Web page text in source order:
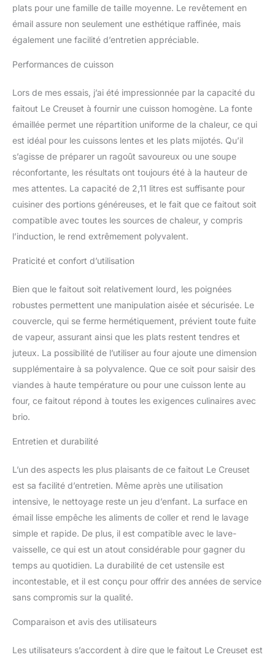
risottos crémeux rapides
pour une viande tendre,
ou croquants, tartes et
la fonte Peu Profond
Casserole rendent parfait
pour la viande
brunissement et
légumes, casseroles
mijoter, remuer friture, la
cuisson et le service à la
table. <P> Maintenant,
Le Creuset est fier de
Peu Profond Casserole.
Cette cuisine classique
meilleur du passé avec la
des améliorations
ergonomiques. Les
nouvelles fonctionnalités
comprennent: <p>
Bonne prise en main,
45% plus grandes
poignées distribuer le
poids plus uniformément
transporter à partir de
à nettoyer, intérieur en
émail trempé est
maintenant encore plus
durable et résistant aux
taches, de ternir et
d'autres l'usure et
permet un nettoyage
encore plus rapide et
molette en acier
inoxydable résistant à la
température du four pour
d'esprit et est plus
plats pour une famille de taille moyenne. Le revêtement en
émail assure non seulement une esthétique raffinée, mais
également une facilité d’entretien appréciable.
Performances de cuisson
Lors de mes essais, j’ai été impressionnée par la capacité du
faitout Le Creuset à fournir une cuisson homogène. La fonte
émaillée permet une répartition uniforme de la chaleur, ce qui
est idéal pour les cuissons lentes et les plats mijotés. Qu’il
s’agisse de préparer un ragoût savoureux ou une soupe
réconfortante, les résultats ont toujours été à la hauteur de
mes attentes. La capacité de 2,11 litres est suffisante pour
cuisiner des portions généreuses, et le fait que ce faitout soit
compatible avec toutes les sources de chaleur, y compris
l’induction, le rend extrêmement polyvalent.
Praticité et confort d’utilisation
Bien que le faitout soit relativement lourd, les poignées
robustes permettent une manipulation aisée et sécurisée. Le
couvercle, qui se ferme hermétiquement, prévient toute fuite
de vapeur, assurant ainsi que les plats restent tendres et
juteux. La possibilité de l’utiliser au four ajoute une dimension
supplémentaire à sa polyvalence. Que ce soit pour saisir des
viandes à haute température ou pour une cuisson lente au
four, ce faitout répond à toutes les exigences culinaires avec
brio.
Entretien et durabilité
L’un des aspects les plus plaisants de ce faitout Le Creuset
est sa facilité d’entretien. Même après une utilisation
intensive, le nettoyage reste un jeu d’enfant. La surface en
émail lisse empêche les aliments de coller et rend le lavage
simple et rapide. De plus, il est compatible avec le lave-
vaisselle, ce qui est un atout considérable pour gagner du
temps au quotidien. La durabilité de cet ustensile est
incontestable, et il est conçu pour offrir des années de service
sans compromis sur la qualité.
Comparaison et avis des utilisateurs
Les utilisateurs s’accordent à dire que le faitout Le Creuset est